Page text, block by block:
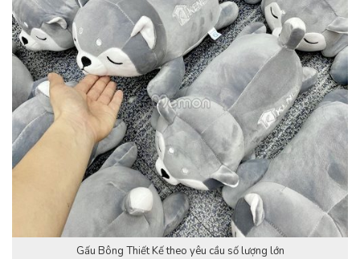
Gấu Bông Thiết Kế theo yêu cầu số lượng lớn